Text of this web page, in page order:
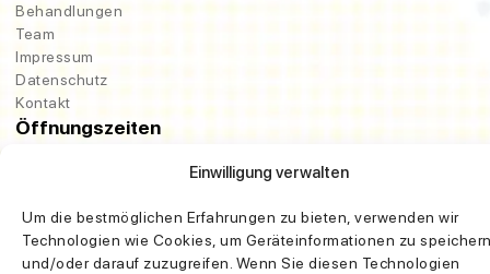
Einwilligung verwalten
Um die bestmöglichen Erfahrungen zu bieten, verwenden wir
Technologien wie Cookies, um Geräteinformationen zu
und/oder darauf zuzugreifen. Wenn Sie diesen Technologien
Behandlungen
Team
Impressum
Datenschutz
Kontakt
Öffnungszeiten
Do 8 - 14 Uhr & 15 - 20 Uhr
Kontaktinformation
Grazer Str. 22
70469 Stuttgart